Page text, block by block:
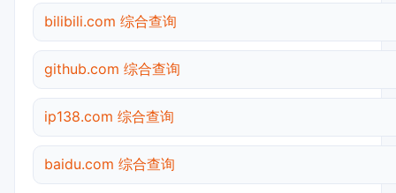
bilibili.com 综合查询
github.com 综合查询
ip138.com 综合查询
baidu.com 综合查询